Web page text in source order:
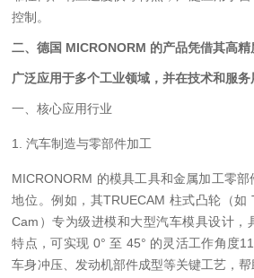
控制。
二、德国 MICRONORM 的产品凭借其高精
广泛应用于多个工业领域，并在技术和服务
一、核心应用行业
1. 汽车制造与零部件加工
MICRONORM 的模具工具和金属加工零
地位。例如，其TRUECAM 柱式凸轮（如
Cam）专为级进模和大型汽车模具设计，
特点，可实现 0° 至 45° 的灵活工作角度
车身冲压、发动机部件成型等关键工艺，